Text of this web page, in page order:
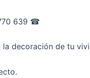
639 ☎︎
decoración de tu